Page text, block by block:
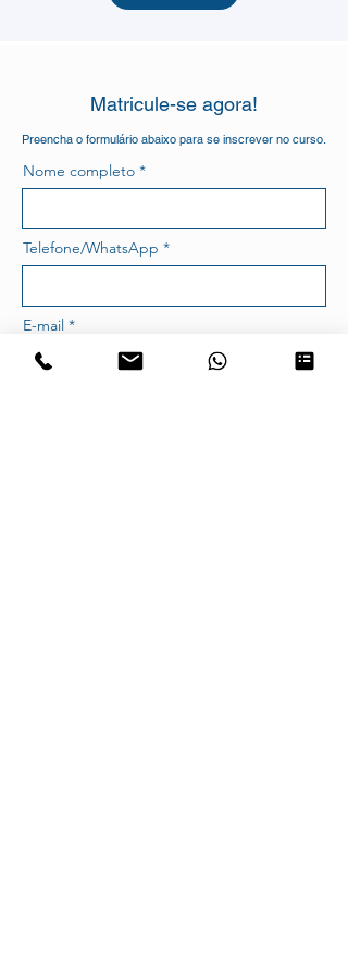
Matricule-se agora!
Preencha o formulário abaixo para se inscrever no curso.
Nome completo
Telefone/WhatsApp
E-mail